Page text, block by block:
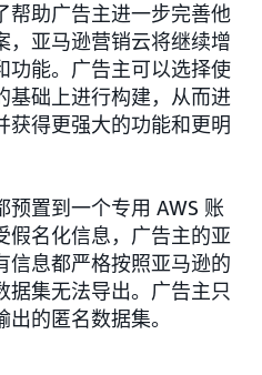
帮助广告主进一步完善他
，亚马逊营销云将继续增
功能。广告主可以选择使
基础上进行构建，从而进
获得更强大的功能和更明
置到一个专用 AWS 账
假名化信息，广告主的亚
信息都严格按照亚马逊的
据集无法导出。广告主只
的匿名数据集。